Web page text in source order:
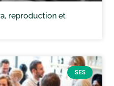
reproduction et
SES